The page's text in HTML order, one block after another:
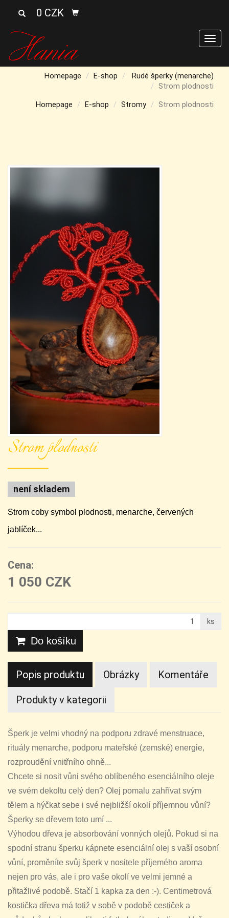
0 CZK
Homepage E-shop
Rudé šperky (menarche)
Strom plodnosti
Homepage
E-shop Stromy Strom plodnosti
Strom plodnosti
není skladem
Strom coby symbol plodnosti, menarche, červených
jablíček...
Cena:
1 050 CZK
ks
Do košíku
Popis produktu Obrázky Komentáře
Produkty v kategorii
Šperk je velmi vhodný na podporu zdravé menstruace,
rituály menarche, podporu mateřské (zemské) energie,
rozproudění vnitřního ohně...
Chcete si nosit vůni svého oblíbeného esenciálního oleje
ve svém dekoltu celý den? Olej pomalu zahřívat svým
tělem a hýčkat sebe i své nejbližší okolí příjemnou vůní?
Šperky se dřevem toto umí ...
Výhodou dřeva je absorbování vonných olejů. Pokud si na
spodní stranu šperku kápnete esenciální olej s vaší osobní
vůní, proměníte svůj šperk v nositele příjemého aroma
nejen pro vás, ale i pro vaše okolí ve velmi jemné a
přitažlivé podobě. Stačí 1 kapka za den :-). Centimetrová
kostička dřeva má totiž v sobě v podobě cestiček a